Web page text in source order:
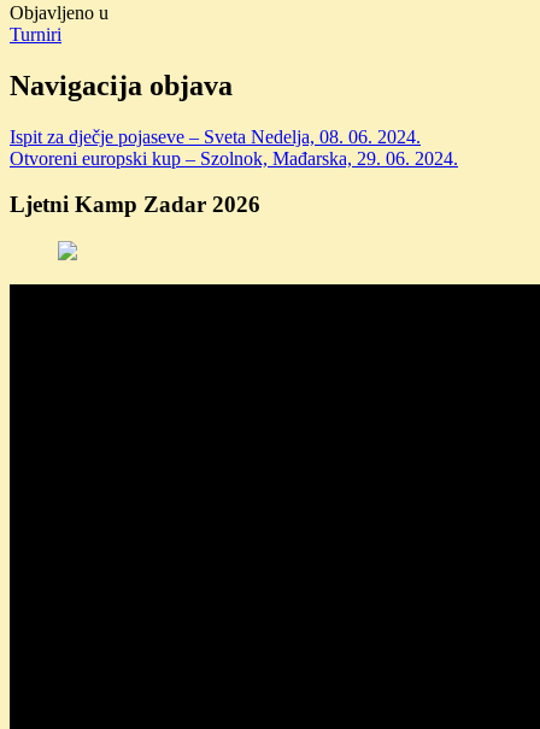
Objavljeno u
Turniri
Navigacija objava
Ispit za dječje pojaseve – Sveta Nedelja, 08. 06. 2024.
Otvoreni europski kup – Szolnok, Mađarska, 29. 06. 2024.
Ljetni Kamp Zadar 2026